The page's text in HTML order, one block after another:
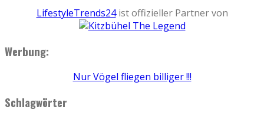
LifestyleTrends24ist offizieller Partner von
Werbung:
Nur Vögel fliegen billiger !!!
Schlagwörter